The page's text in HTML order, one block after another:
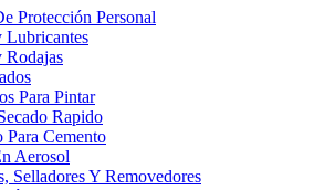
Protección Personal
Lubricantes
Rodajas
Para Pintar
Rapido
Para Cemento
Aerosol
Selladores Y Removedores